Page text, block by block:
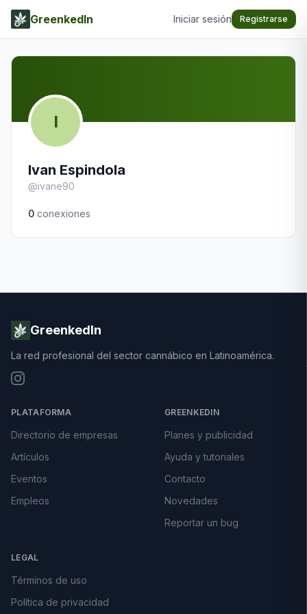
GreenkedIn Iniciar sesión Registrarse
I
Ivan Espindola
@ivane90
0 conexiones
GreenkedIn
La red profesional del sector cannábico en Latinoamérica.
PLATAFORMA
Directorio de empresas
Artículos
Eventos
Empleos
GREENKEDIN
Planes y publicidad
Ayuda y tutoriales
Contacto
Novedades
Reportar un bug
LEGAL
Términos de uso
Política de privacidad